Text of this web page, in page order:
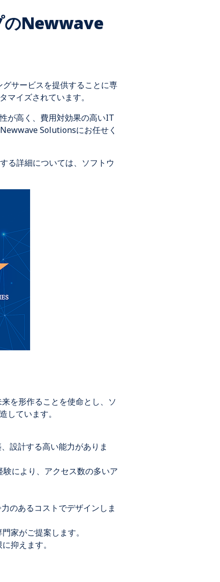
のNewwave
サービスを提供することに専
イズされています。
が高く、費用対効果の高いIT
Solutionsにお任せく
詳細については、 ソフトウ
を形作ることを使命とし、ソ
ています。
設計する高い能力がありま
により、アクセス数の多いア
のあるコストでデザインしま
家がご提案します。
抑えます。